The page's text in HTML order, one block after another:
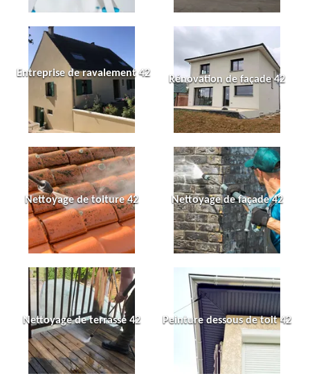
Entreprise de ravalement 42
Rénovation de façade 42
Nettoyage de toiture 42 Nettoyage de façade 42
Nettoyage de terrasse 42 Peinture dessous de toit 42